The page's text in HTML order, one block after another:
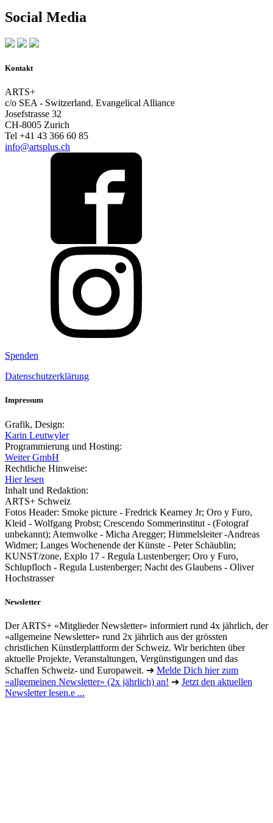
Social Media
Kontakt
ARTS+
c/o SEA - Switzerland. Evangelical Alliance
Josefstrasse 32
CH-8005 Zurich
Tel +41 43 366 60 85
info@artsplus.ch
Spenden
Datenschutzerklärung
Impressum
Grafik, Design:
Karin Leutwyler
Programmierung und Hosting:
Weiter GmbH
Rechtliche Hinweise:
Hier lesen
Inhalt und Redaktion:
ARTS+ Schweiz
Fotos Header: Smoke picture - Fredrick Kearney Jr; Oro y Furo,
Kleid - Wolfgang Probst; Crescendo Sommerinstitut - (Fotograf
unbekannt); Atemwolke - Micha Aregger; Himmelsleiter -Andreas
Widmer; Langes Wochenende der Künste - Peter Schäublin;
KUNST/zone, Explo 17 - Regula Lustenberger; Oro y Furo,
Schlupfloch - Regula Lustenberger; Nacht des Glaubens - Oliver
Hochstrasser
Newsletter
Der ARTS+ «Mitglieder Newsletter» informiert rund 4x jährlich, der
«allgemeine Newsletter» rund 2x jährlich aus der grössten
christlichen Künstlerplattform der Schweiz. Wir berichten über
aktuelle Projekte, Veranstaltungen, Vergünstigungen und das
Schaffen Schweiz- und Europaweit. ➔ Melde Dich hier zum
«allgemeinen Newsletter» (2x jährlich) an! ➔ Jetzt den aktuellen
Newsletter lesen.e ...